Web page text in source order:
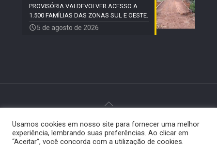
PROVISÓRIA VAI DEVOLVER ACESSO A
1.500 FAMÍLIAS DAS ZONAS SUL E OESTE.
5 de agosto de 2026
© 2024 Paiquerê - Todos os direitos reservados |
Desenvolvido porElemento Visual .
Usamos cookies em nosso site para fornecer uma melhor
experiência, lembrando suas preferências. Ao clicar em
“Aceitar”, você concorda com a utilização de cookies.